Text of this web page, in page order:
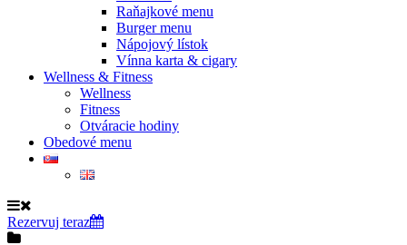
Raňajkové menu
Burger menu
Nápojový lístok
Vínna karta & cigary
Wellness & Fitness
Wellness
Fitness
Otváracie hodiny
Obedové menu
Rezervuj teraz